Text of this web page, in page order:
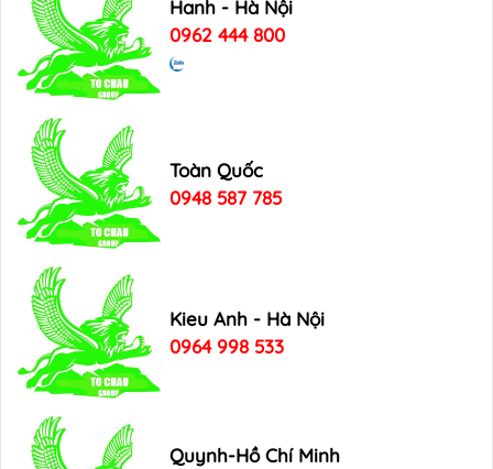
Hanh - Hà Nội
0962 444 800
Toàn Quốc
0948 587 785
Kieu Anh - Hà Nội
0964 998 533
Quynh-Hồ Chí Minh